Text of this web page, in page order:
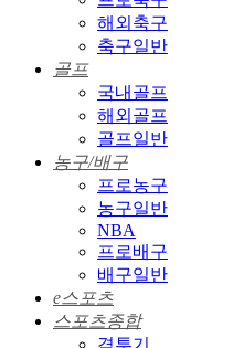
해외축구
축구일반
골프
국내골프
해외골프
골프일반
농구/배구
프로농구
농구일반
NBA
프로배구
배구일반
e스포츠
스포츠종합
격투기